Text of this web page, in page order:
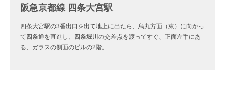
阪急京都線 四条大宮駅
四条大宮駅の3番出口を出て地上に出たら、烏丸方面（東）に向かっ
て四条通を直進し、四条堀川の交差点を渡ってすぐ、正面左手にあ
る、ガラスの側面のビルの2階。